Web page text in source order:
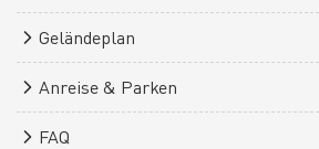
Geländeplan
Anreise & Parken
FAQ